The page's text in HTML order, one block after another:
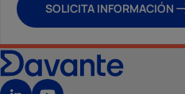
SOLICITA INFORMACIÓN